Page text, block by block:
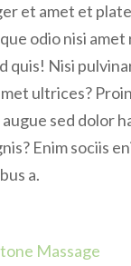
et amet et
odio nisi
quis! Nisi
ultrices?
sed dolor
Enim sociis
a.
Massage